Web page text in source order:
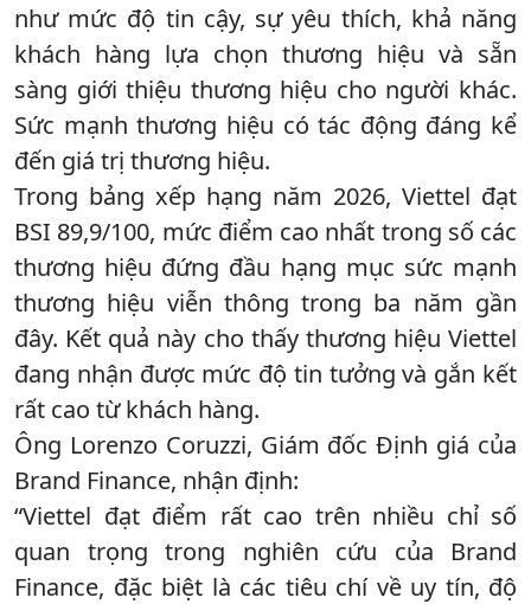
như mức độ tin cậy, sự yêu thích, khả năng
khách hàng lựa chọn thương hiệu và sẵn
sàng giới thiệu thương hiệu cho người khác.
Sức mạnh thương hiệu có tác động đáng kể
đến giá trị thương hiệu.
Trong bảng xếp hạng năm 2026, Viettel đạt
BSI 89,9/100, mức điểm cao nhất trong số các
thương hiệu đứng đầu hạng mục sức mạnh
thương hiệu viễn thông trong ba năm gần
đây. Kết quả này cho thấy thương hiệu Viettel
đang nhận được mức độ tin tưởng và gắn kết
rất cao từ khách hàng.
Ông Lorenzo Coruzzi, Giám đốc Định giá của
Brand Finance, nhận định:
“Viettel đạt điểm rất cao trên nhiều chỉ số
quan trọng trong nghiên cứu của Brand
Finance, đặc biệt là các tiêu chí về uy tín, độ